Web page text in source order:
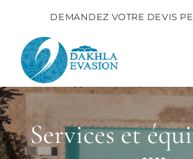
contenu
DEMANDEZ VOTRE DEVIS
Resort Dakhla Evasion
Stages Dakhla
Services et